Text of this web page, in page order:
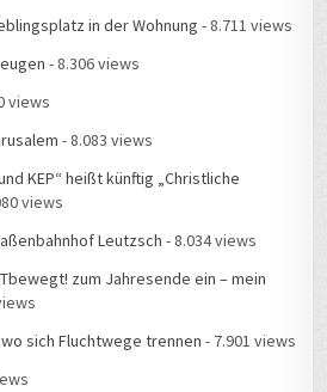
in der Wohnung - 8.711 views
- 8.306 views
views
- 8.083 views
KEP“ heißt künftig „Christliche
views
Leutzsch - 8.034 views
zum Jahresende ein – mein
sich Fluchtwege trennen - 7.901 views